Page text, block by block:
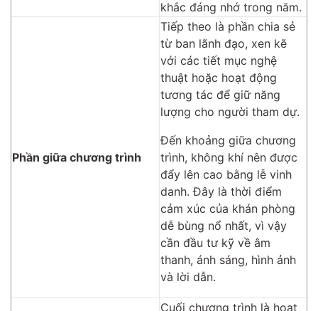
khắc đáng nhớ trong năm.
Phần giữa chương trình
Tiếp theo là phần chia sẻ
từ ban lãnh đạo, xen kẽ
với các tiết mục nghệ
thuật hoặc hoạt động
tương tác để giữ năng
lượng cho người tham dự.
Đến khoảng giữa chương
trình, không khí nên được
đẩy lên cao bằng lễ vinh
danh. Đây là thời điểm
cảm xúc của khán phòng
dễ bùng nổ nhất, vì vậy
cần đầu tư kỹ về âm
thanh, ánh sáng, hình ảnh
và lời dẫn.
Cuối chương trình là hoạt